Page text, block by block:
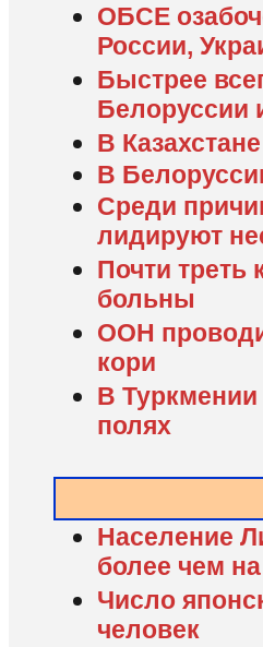
ОБСЕ
России,
Быстрее
Белоруссии
В
В
Среди
лидируют
Почти треть
больны
ООН
кори
В Туркмении
полях
Население
более чем
Число
человек